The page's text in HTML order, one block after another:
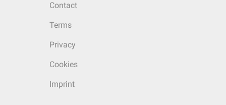
Contact
Terms
Privacy
Cookies
Imprint